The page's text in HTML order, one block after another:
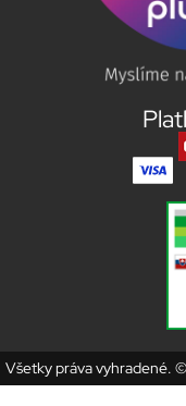
Všetky práva vyhradené.